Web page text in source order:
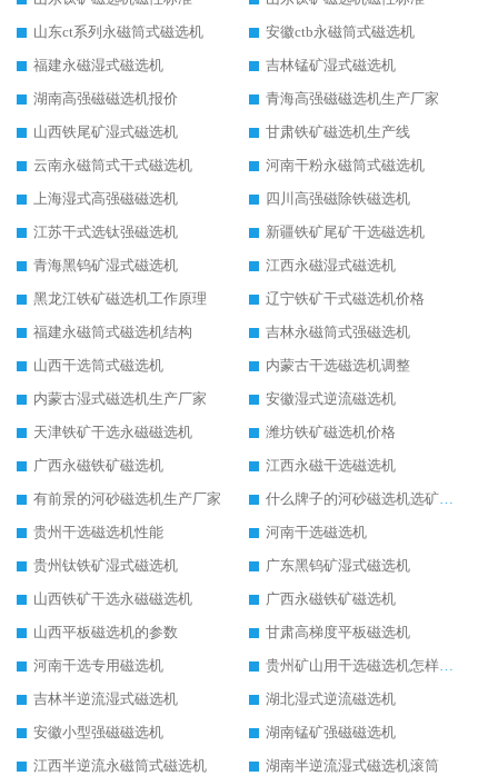
山东ct系列永磁筒式磁选机
安徽ctb永磁筒式磁选机
福建永磁湿式磁选机
吉林锰矿湿式磁选机
湖南高强磁磁选机报价
青海高强磁磁选机生产厂家
山西铁尾矿湿式磁选机
甘肃铁矿磁选机生产线
云南永磁筒式干式磁选机
河南干粉永磁筒式磁选机
上海湿式高强磁磁选机
四川高强磁除铁磁选机
江苏干式选钛强磁选机
新疆铁矿尾矿干选磁选机
青海黑钨矿湿式磁选机
江西永磁湿式磁选机
黑龙江铁矿磁选机工作原理
辽宁铁矿干式磁选机价格
福建永磁筒式磁选机结构
吉林永磁筒式强磁选机
山西干选筒式磁选机
内蒙古干选磁选机调整
内蒙古湿式磁选机生产厂家
安徽湿式逆流磁选机
天津铁矿干选永磁磁选机
潍坊铁矿磁选机价格
广西永磁铁矿磁选机
江西永磁干选磁选机
有前景的河砂磁选机生产厂家
什么牌子的河砂磁选机选矿效果好
贵州干选磁选机性能
河南干选磁选机
贵州钛铁矿湿式磁选机
广东黑钨矿湿式磁选机
山西铁矿干选永磁磁选机
广西永磁铁矿磁选机
山西平板磁选机的参数
甘肃高梯度平板磁选机
河南干选专用磁选机
贵州矿山用干选磁选机怎样调磁
吉林半逆流湿式磁选机
湖北湿式逆流磁选机
安徽小型强磁磁选机
湖南锰矿强磁磁选机
江西半逆流永磁筒式磁选机
湖南半逆流湿式磁选机滚筒